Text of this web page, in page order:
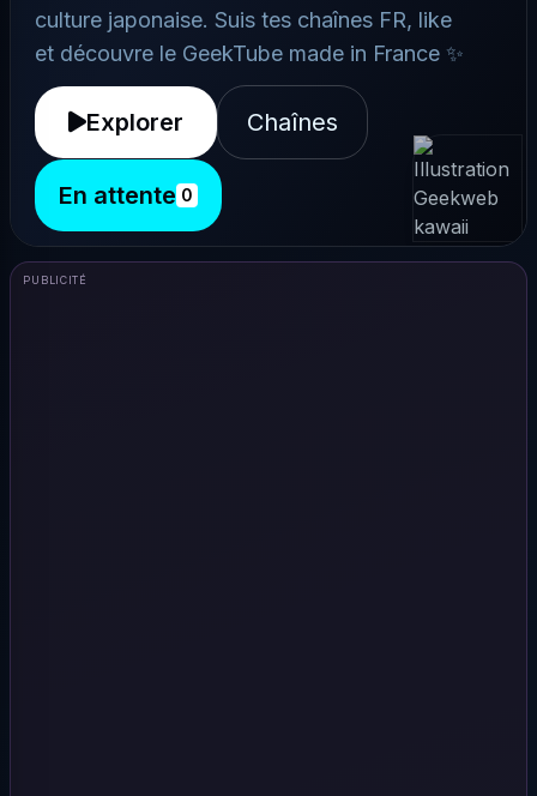
culture japonaise. Suis tes chaînes FR, like
et découvre le GeekTube made in France ✨
Explorer Chaînes
En attente 0
PUBLICITÉ